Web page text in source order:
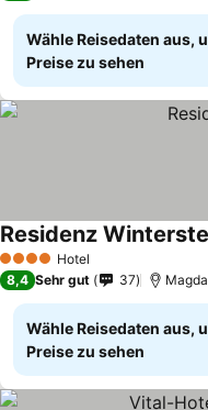
Wähle Reisedaten aus,
Preise zu sehen
4 Sterne Hotel
Residenz
8,4 Sehr gut 37
Wähle Reisedaten aus,
Preise zu sehen